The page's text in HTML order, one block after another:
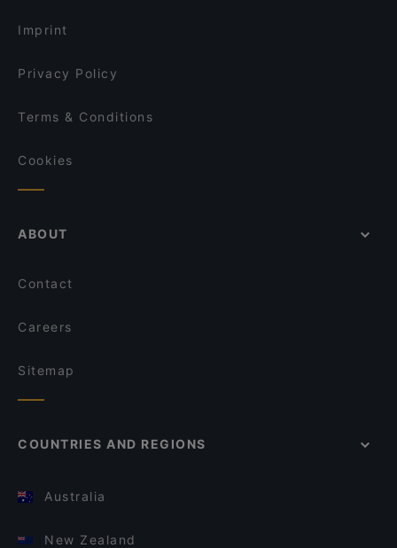
Palast der Winde
Imprint
Privacy Policy
Terms & Conditions
Cookies
ABOUT
Contact
Careers
Sitemap
COUNTRIES AND REGIONS
Australia
New Zealand